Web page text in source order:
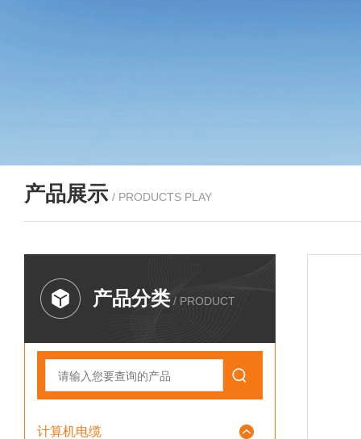
产品展示 / PRODUCTS PLAY
产品分类 / PRODUCT
计算机电缆